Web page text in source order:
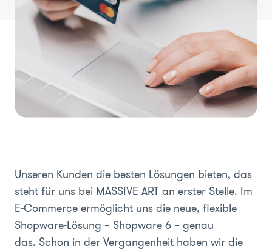
Unseren Kunden die besten Lösungen bieten, das
steht für uns bei MASSIVE ART an erster Stelle. Im
E-Commerce ermöglicht uns die neue, flexible
Shopware-Lösung – Shopware 6 – genau
das. Schon in der Vergangenheit haben wir die